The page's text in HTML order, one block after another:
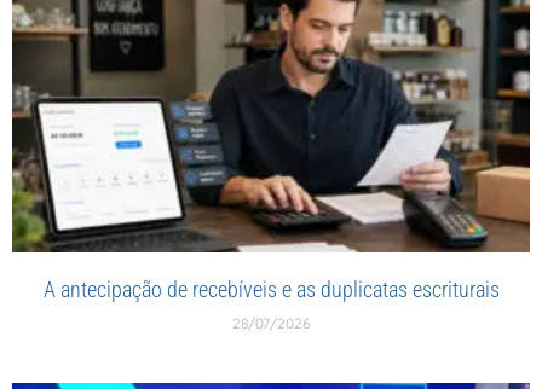
A antecipação de recebíveis e as duplicatas escriturais
28/07/2026